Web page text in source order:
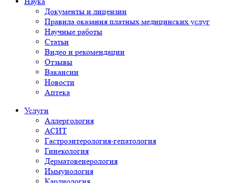
Документы и лицензии
Правила оказания платных медицинских услуг
Научные работы
Статьи
Видео и рекомендации
Отзывы
Вакансии
Новости
Аптека
Услуги
Аллергология
АСИТ
Гастроэнтерология-гепатология
Гинекология
Дерматовенерология
Иммунология